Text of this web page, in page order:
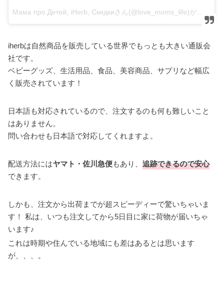
iherbは自然商品を販売している世界でもっとも大きい通販会
社です。
ベビーグッズ、生活用品、食品、美容商品、サプリなど幅広
く販売されています！
日本語も対応されているので、注文するのも何も難しいこと
はありません。
問い合わせも日本語で対応してくれますよ。
配送方法にはヤマト・佐川急便もあり、追跡できるので安心
できます。
しかも、注文から出荷までが超スピーディーで驚いちゃいま
す！ 私は、いつも注文してから5日目に家に荷物が届いちゃ
います♪
これは時期や住んでいる地域にも差はあるとは思います
が、、、。